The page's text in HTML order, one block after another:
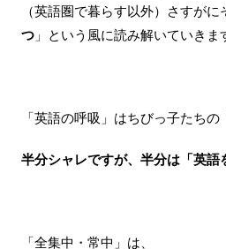
（英語圏で暮らす以外）さすが
つ 」という風に読み解いていきま
「英語の呼吸」はちびっ子たち
半分シャレですが、半分は「英
「全集中・常中」は、